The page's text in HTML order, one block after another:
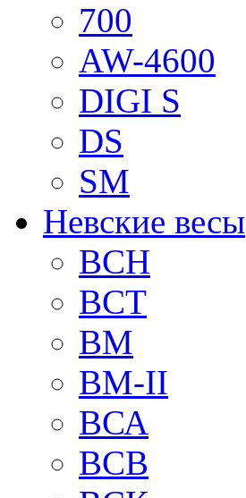
700
AW-4600
DIGI S
DS
SM
Невские весы
BCH
BCT
BM
BM-II
ВСА
ВСВ